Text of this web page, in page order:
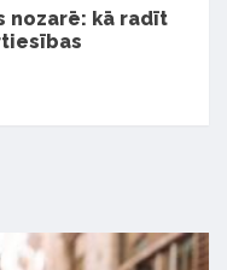
nozarē: kā radīt